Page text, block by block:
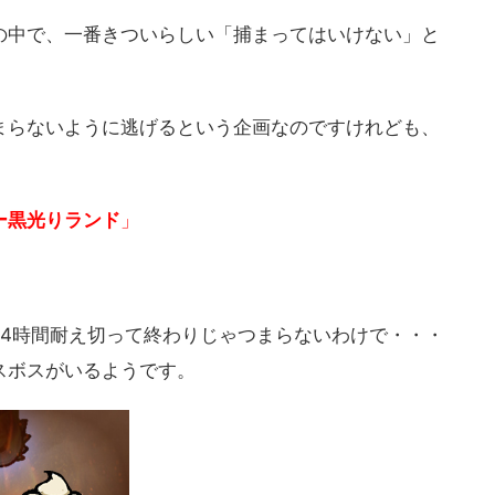
で、一番きついらしい「捕まってはいけない」と
ないように逃げるという企画なのですけれども、
黒光りランド 」
間耐え切って終わりじゃつまらないわけで・・・
スがいるようです。